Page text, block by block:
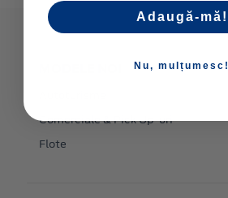
Comerciale & Pick Up-uri
Flote
Adaugă-mă!
Nu, mulțumesc!